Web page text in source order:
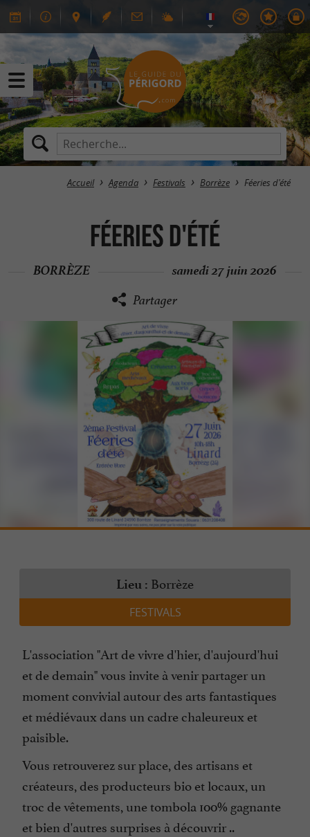
Accueil Agenda Festivals Borrèze Féeries d'été
Féeries d'été
BORRÈZE samedi 27 juin 2026
Partager
Lieu : Borrèze
FESTIVALS
L'association "Art de vivre d'hier, d'aujourd'hui
et de demain" vous invite à venir partager un
moment convivial autour des arts fantastiques
et médiévaux dans un cadre chaleureux et
paisible.
Vous retrouverez sur place, des artisans et
créateurs, des producteurs bio et locaux, un
troc de vêtements, une tombola 100% gagnante
et bien d'autres surprises à découvrir ..